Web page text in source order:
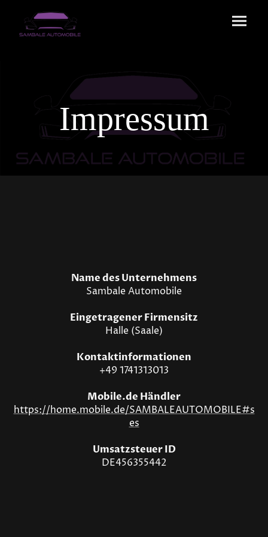
Impressum
Name des Unternehmens
Sambale Automobile
Eingetragener Firmensitz
Halle (Saale)
Kontaktinformationen
+49 1741313013
Mobile.de Händler
https://home.mobile.de/SAMBALEAUTOMOBILE#s
es
Umsatzsteuer ID
DE456355442